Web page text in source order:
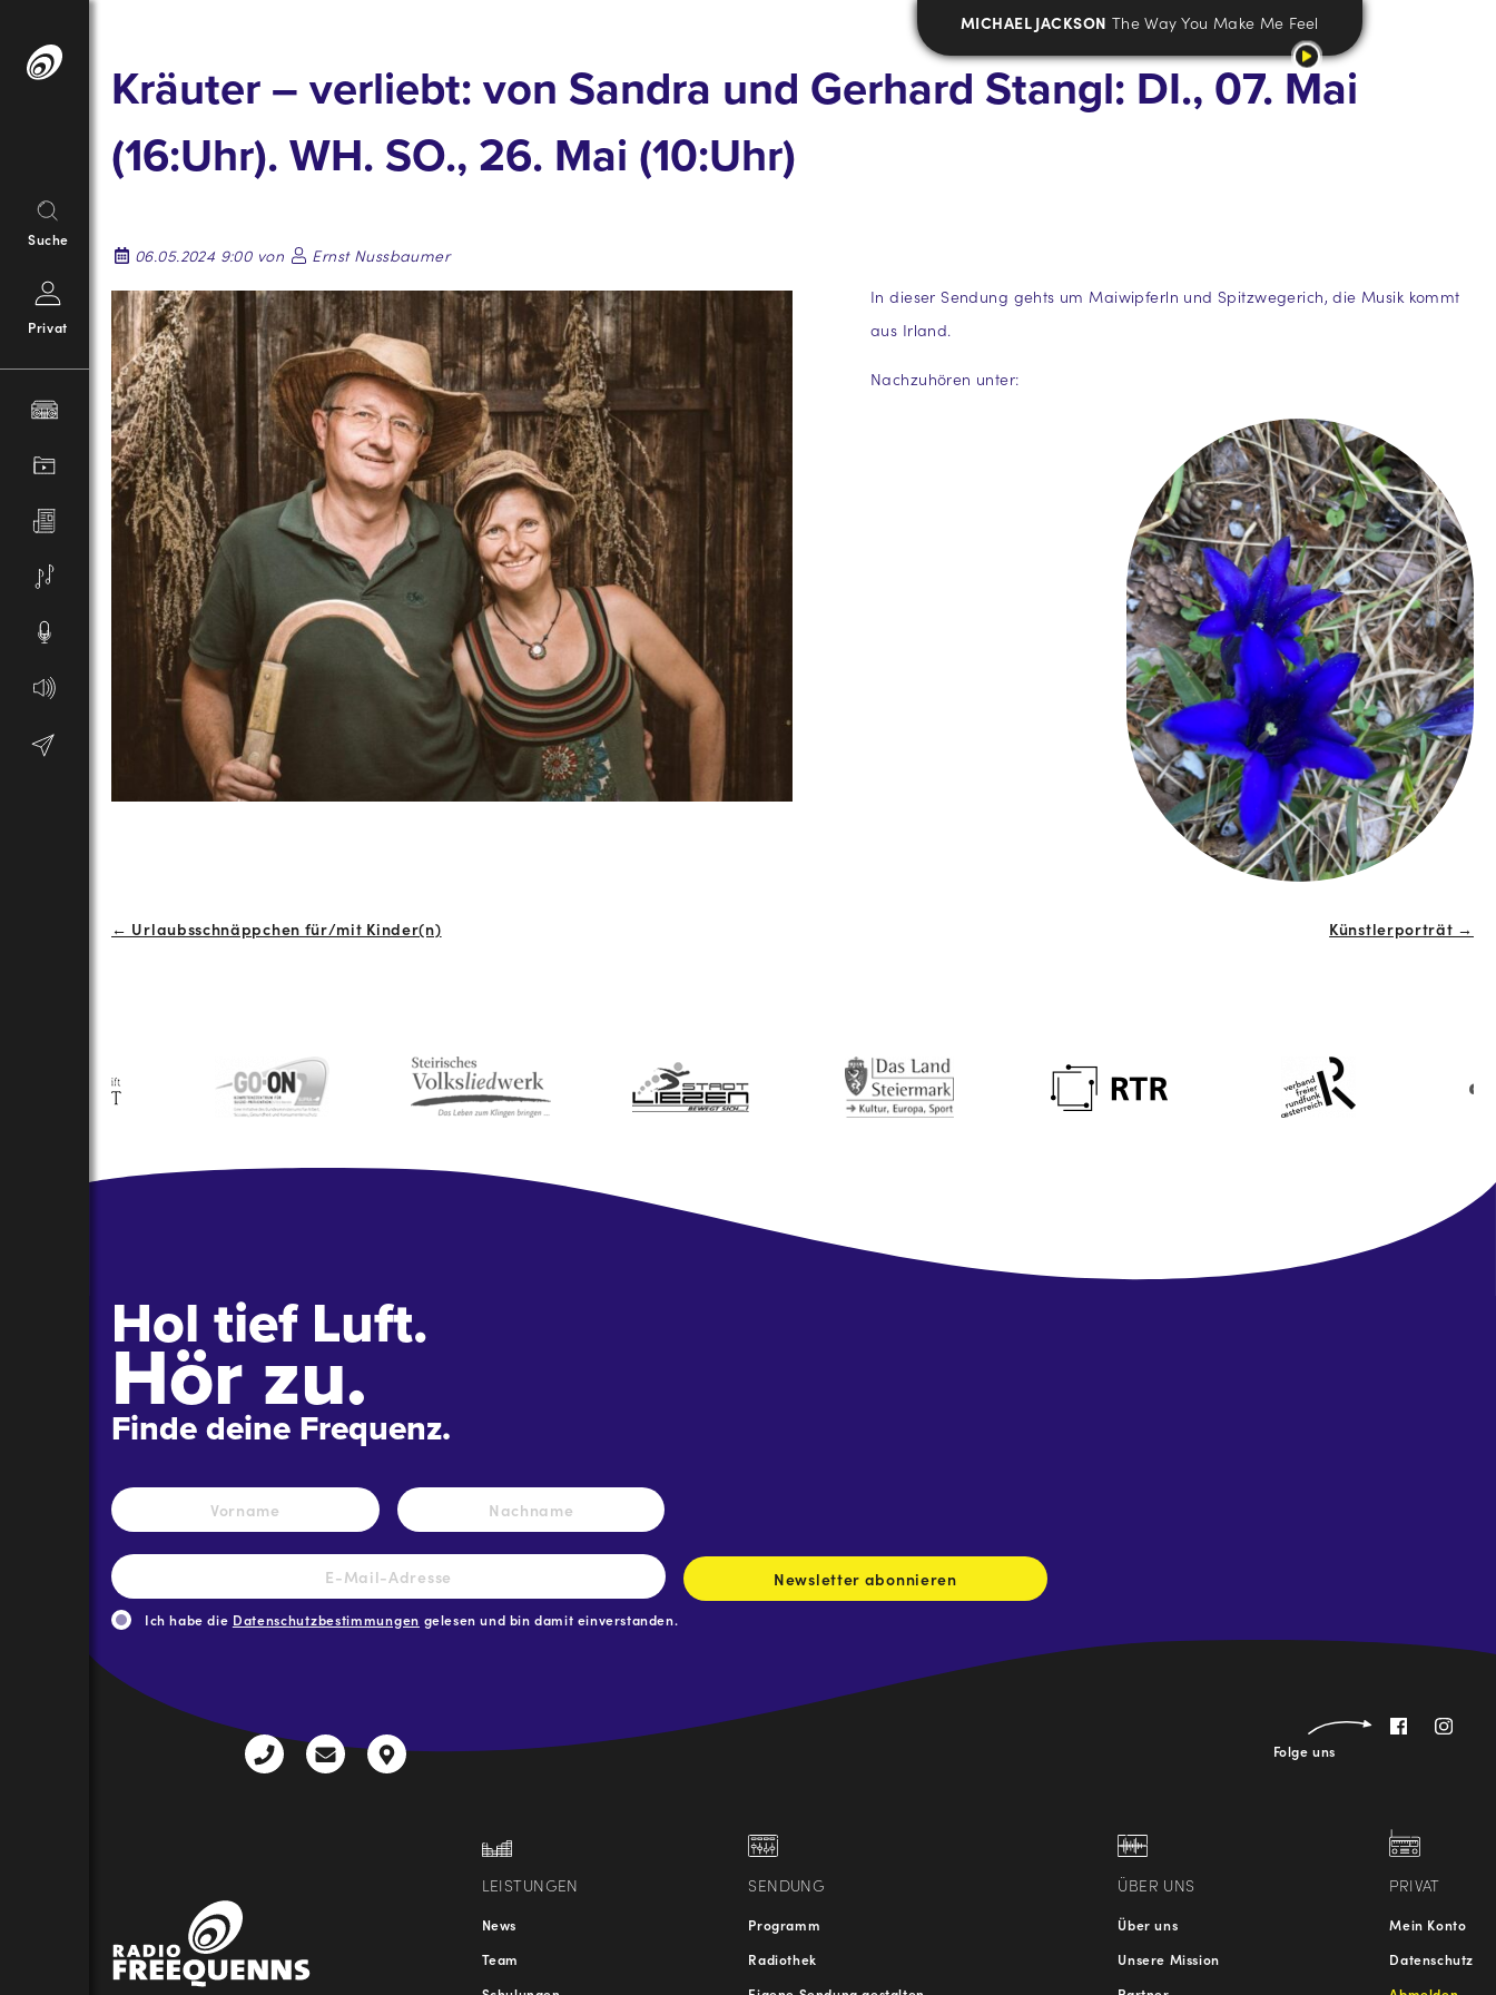
Inhalt
Suche
Privat
MICHAEL JACKSON The Way You Make Me Feel
Kräuter – verliebt: von Sandra und Gerhard Stangl: DI., 07. Mai
(16:Uhr). WH. SO., 26. Mai (10:Uhr)
06.05.2024 9:00 von
Ernst Nussbaumer
In dieser Sendung gehts um Maiwipferln und Spitzwegerich, die Musik kommt
aus Irland.
Nachzuhören unter:
← Urlaubsschnäppchen für/mit Kinder(n) Künstlerporträt →
Hol tief Luft.
Hör zu.
Finde deine Frequenz.
Name *
Vorname Nachname
E-
Mail-
Adresse *
Newsletter abonnieren
Ich habe die Datenschutzbestimmungen gelesen und bin damit einverstanden.
Folge uns
+43
radio@freequenns.at
Kulturhausstraße
LEISTUNGEN
News
Team
SENDUNG
Programm
Radiothek
ÜBER UNS
Über uns
Unsere Mission
PRIVAT
Mein Konto
Datenschutz